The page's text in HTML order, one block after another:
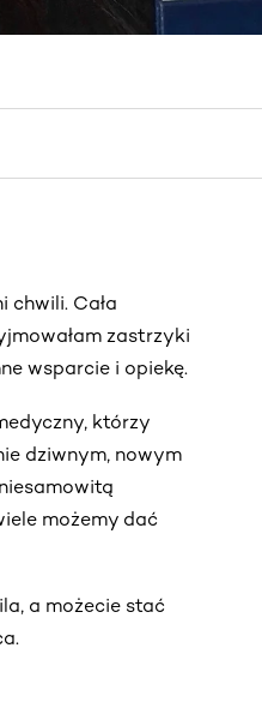
chwili. Cała
zastrzyki
wsparcie i opiekę.
którzy
dziwnym, nowym
możemy dać
a możecie stać